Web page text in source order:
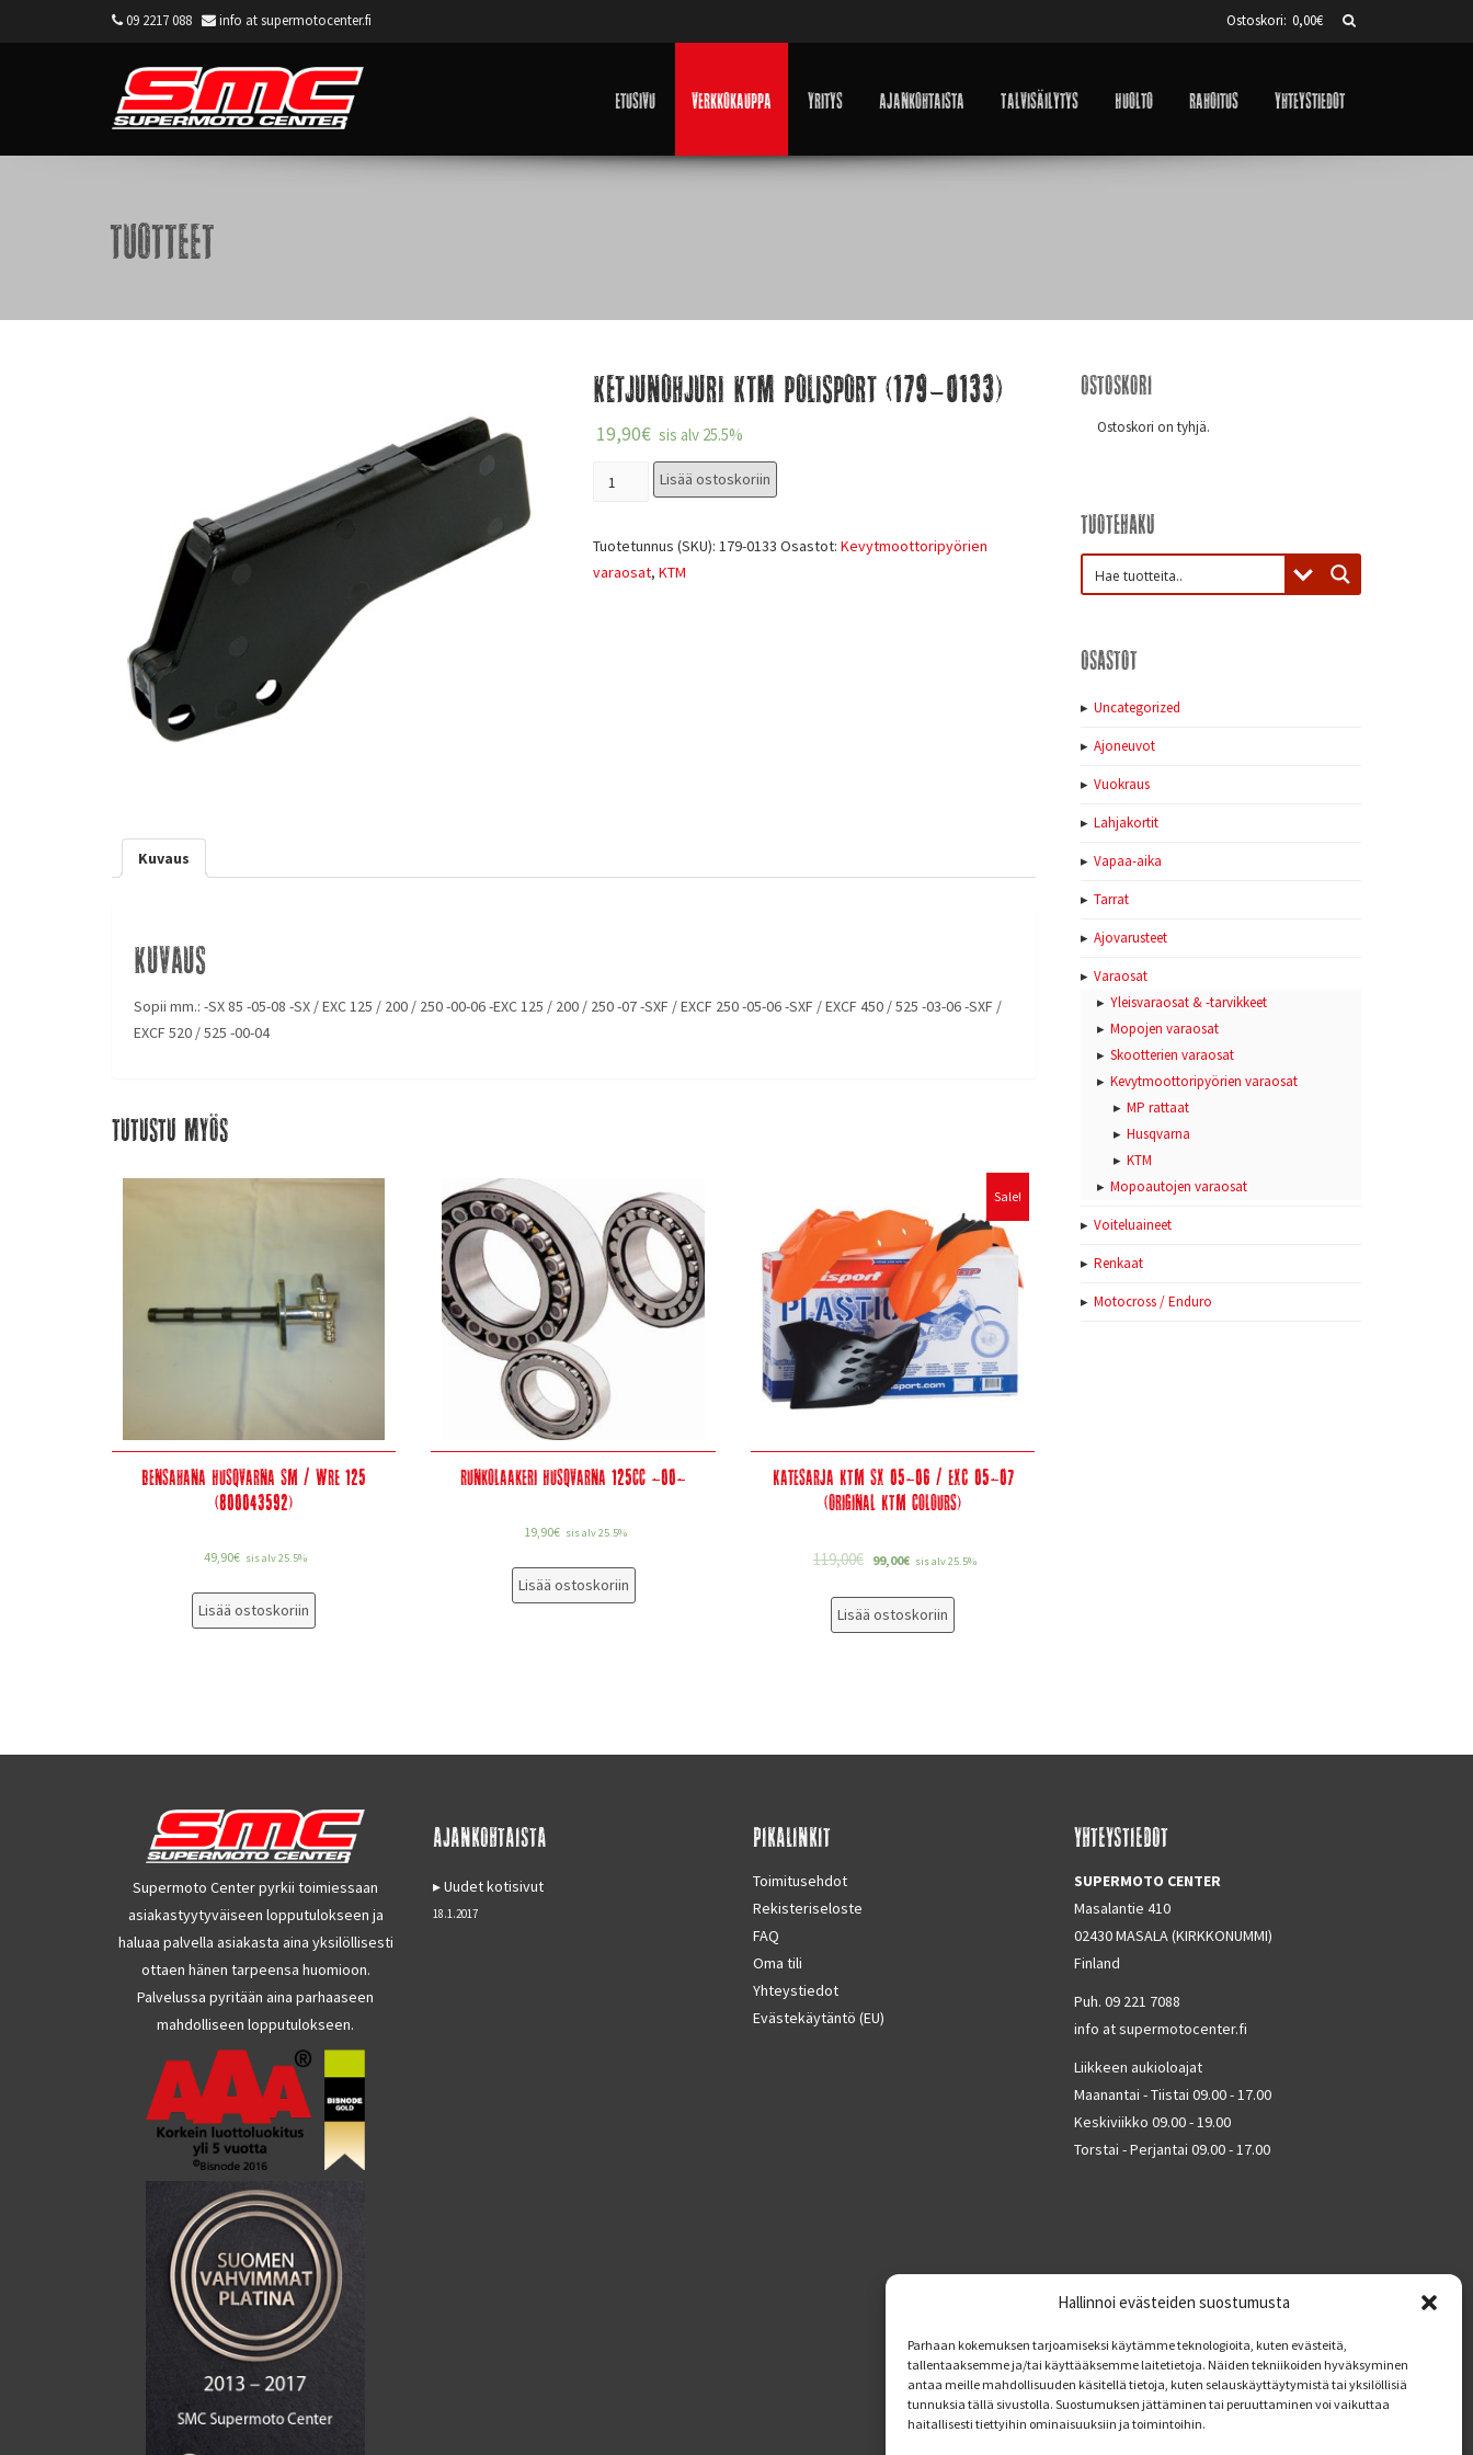
Hallinnoi evästeiden suostumusta
Parhaan kokemuksen tarjoamiseksi käytämme teknologioita, kuten evästeitä,
tallentaaksemme ja/tai käyttääksemme laitetietoja. Näiden tekniikoiden hyväksyminen
antaa meille mahdollisuuden käsitellä tietoja, kuten selauskäyttäytymistä tai yksilöllisiä
tunnuksia tällä sivustolla. Suostumuksen jättäminen tai peruuttaminen voi vaikuttaa
haitallisesti tiettyihin ominaisuuksiin ja toimintoihin.
09 2217 088 info at supermotocenter.fi Ostoskori: 0,00€
Etusivu Verkkokauppa Yritys Ajankohtaista Talvisäilytys Huolto Rahoitus Yhteystiedot
Tuotteet
Ketjunohjuri KTM Polisport (179-0133)
19,90€ sis alv 25.5%
Lisää ostoskoriin
Tuotetunnus (SKU): 179-0133 Osastot: Kevytmoottoripyörien
varaosat, KTM
Kuvaus
Kuvaus
Sopii mm.: -SX 85 -05-08 -SX / EXC 125 / 200 / 250 -00-06 -EXC 125 / 200 / 250 -07 -SXF / EXCF 250 -05-06 -SXF / EXCF 450 / 525 -03-06 -SXF /
EXCF 520 / 525 -00-04
Tutustu myös
Bensahana Husqvarna SM / WRE 125
(800043592)
49,90€ sis alv 25.5%
Lisää ostoskoriin
Runkolaakeri Husqvarna 125cc -00-
19,90€ sis alv 25.5%
Lisää ostoskoriin
Sale!
Katesarja KTM SX 05-06 / EXC 05-07
(Original KTM colours)
119,00€ 99,00€ sis alv 25.5%
Lisää ostoskoriin
Ostoskori
Ostoskori on tyhjä.
Tuotehaku
Osastot
Uncategorized
Ajoneuvot
Vuokraus
Lahjakortit
Vapaa-aika
Tarrat
Ajovarusteet
Varaosat
Yleisvaraosat & -tarvikkeet
Mopojen varaosat
Skootterien varaosat
Kevytmoottoripyörien varaosat
MP rattaat
Husqvarna
KTM
Mopoautojen varaosat
Voiteluaineet
Renkaat
Motocross / Enduro
Supermoto Center pyrkii toimiessaan
asiakastyytyväiseen lopputulokseen ja
haluaa palvella asiakasta aina yksilöllisesti
ottaen hänen tarpeensa huomioon.
Palvelussa pyritään aina parhaaseen
mahdolliseen lopputulokseen.
AJANKOHTAISTA
Uudet kotisivut
18.1.2017
PIKALINKIT
Toimitusehdot
Rekisteriseloste
FAQ
Oma tili
Yhteystiedot
Evästekäytäntö (EU)
YHTEYSTIEDOT
SUPERMOTO CENTER
Masalantie 410
02430 MASALA (KIRKKONUMMI)
Finland
Puh. 09 221 7088
info at supermotocenter.fi
Liikkeen aukioloajat
Maanantai - Tiistai 09.00 - 17.00
Keskiviikko 09.00 - 19.00
Torstai - Perjantai 09.00 - 17.00